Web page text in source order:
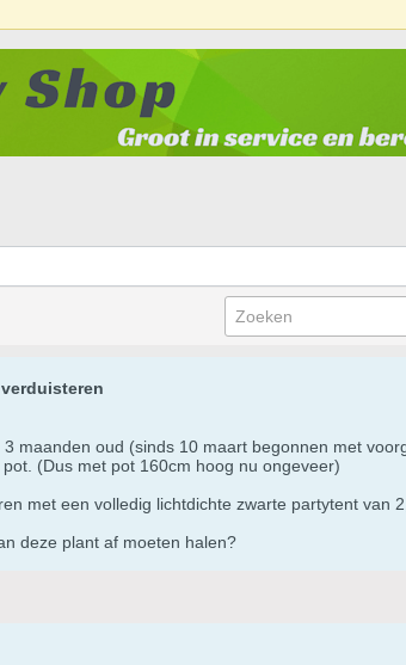
maanden oud (sinds 10 maart begonnen met
(Dus met pot 160cm hoog nu ongeveer)
met een volledig lichtdichte zwarte partytent van
deze plant af moeten halen?